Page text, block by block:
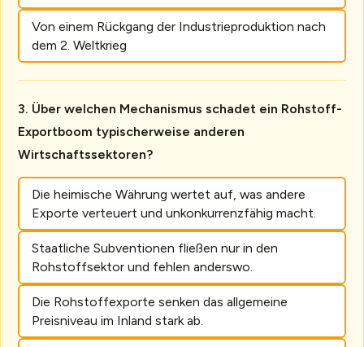
Von einem Rückgang der Industrieproduktion nach
dem 2. Weltkrieg
Über welchen Mechanismus schadet ein Rohstoff-
Exportboom typischerweise anderen
Wirtschaftssektoren?
Die heimische Währung wertet auf, was andere
Exporte verteuert und unkonkurrenzfähig macht.
Staatliche Subventionen fließen nur in den
Rohstoffsektor und fehlen anderswo.
Die Rohstoffexporte senken das allgemeine
Preisniveau im Inland stark ab.